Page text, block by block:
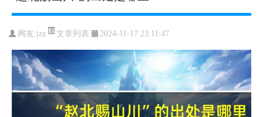
网友:jzz 文章列表 2024-11-17 23:11:47